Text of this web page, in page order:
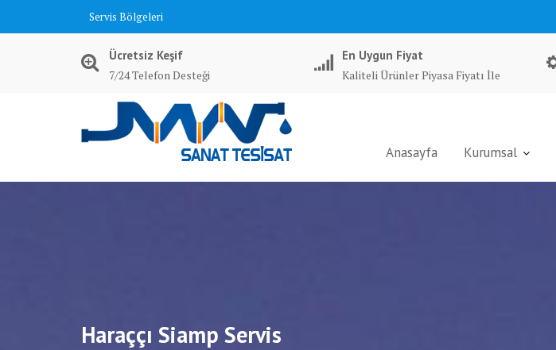
Servis Bölgeleri
Ücretsiz Keşif
7/24 Telefon Desteği
En Uygun Fiyat
Kaliteli Ürünler Piyasa Fiyatı İle
Anasayfa Kurumsal
Haraççı Siamp Servis